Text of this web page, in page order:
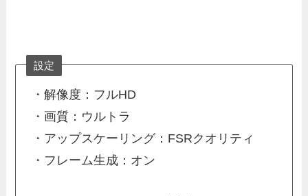
設定
・解像度：フルHD
・画質：ウルトラ
・アップスケーリング：FSRクオリティ
・フレーム生成：オン